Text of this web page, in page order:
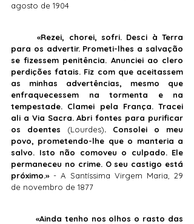
agosto de 1904
	«Rezei, chorei, sofri. Desci à Terra
para os advertir. Prometi-lhes a salvação
se fizessem penitência. Anunciei ao clero
perdições fatais. Fiz com que aceitassem
as minhas advertências, mesmo que
enfraquecessem na tormenta e na
tempestade. Clamei pela França. Tracei
ali a Via Sacra. Abri fontes para purificar
os doentes (Lourdes). Consolei o meu
povo, prometendo-lhe que o manteria a
salvo. Isto não comoveu o culpado. Ele
permaneceu no crime. O seu castigo está
próximo.» - A Santíssima Virgem Maria, 29
de novembro de 1877